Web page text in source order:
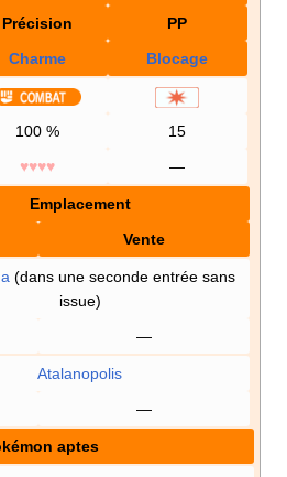
Précision
PP
Charme Blocage
100 %
15
♥♥♥♥
—
Emplacement
Vente
(dans une seconde entrée sans
issue)
—
Atalanopolis
—
aptes